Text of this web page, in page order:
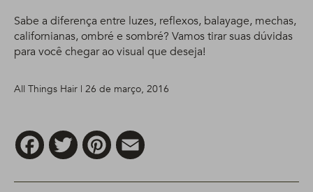
Sabe a diferença entre luzes, reflexos, balayage, mechas,
californianas, ombré e sombré? Vamos tirar suas dúvidas
para você chegar ao visual que deseja!
All Things Hair | 26 de março, 2016
FacebookTwitter Pinterest